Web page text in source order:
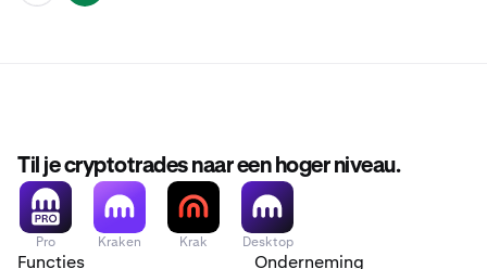
Til je cryptotrades naar een hoger niveau.
Pro Kraken Krak Desktop
Functies Onderneming